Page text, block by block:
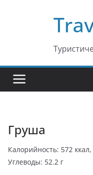
Груша
Калорийность: 572
Углеводы: 52.2 г